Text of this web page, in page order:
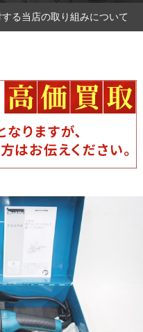
る当店の取り組みについて